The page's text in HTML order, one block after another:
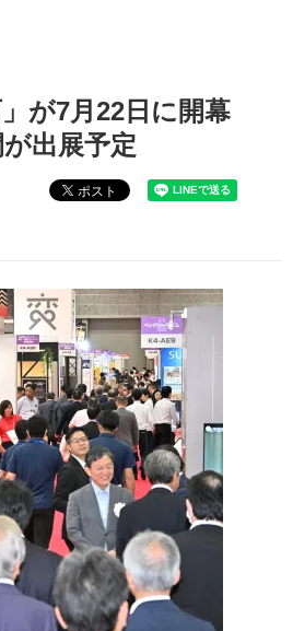
」が7月22日に開幕
出展予定
ポスト